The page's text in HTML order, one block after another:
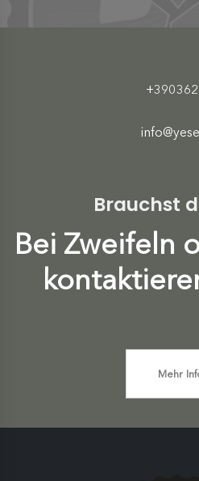
Brauchst
Bei Zweifeln
Mehr